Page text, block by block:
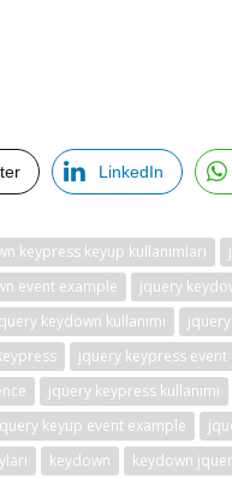
LinkedIn
keypress keyup kullanımları
event example
jquery
keydown kullanımı
jquery keypress event
jquery keypress kullanımı
keyup event example
keydown keydown